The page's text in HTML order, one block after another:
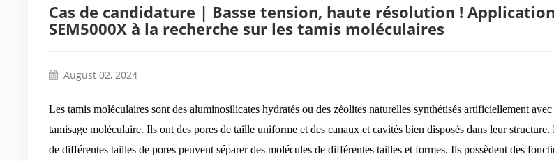
Cas de candidature | Basse tension, haute résolution !
SEM5000X à la recherche sur les tamis moléculaires
August 02, 2024
Les tamis moléculaires sont des aluminosilicates hydratés ou des zéolites naturelles synthétisés artificiellement
tamisage moléculaire. Ils ont des pores de taille uniforme et des canaux et cavités bien disposés dans leur
de différentes tailles de pores peuvent séparer des molécules de différentes tailles et formes. Ils possèdent des